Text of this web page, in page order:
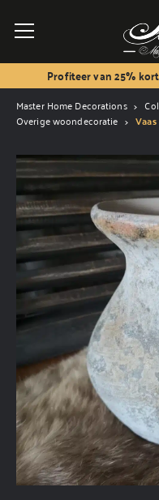
Profiteer van 25%
Master Home Decorations
Overige woondecoratie